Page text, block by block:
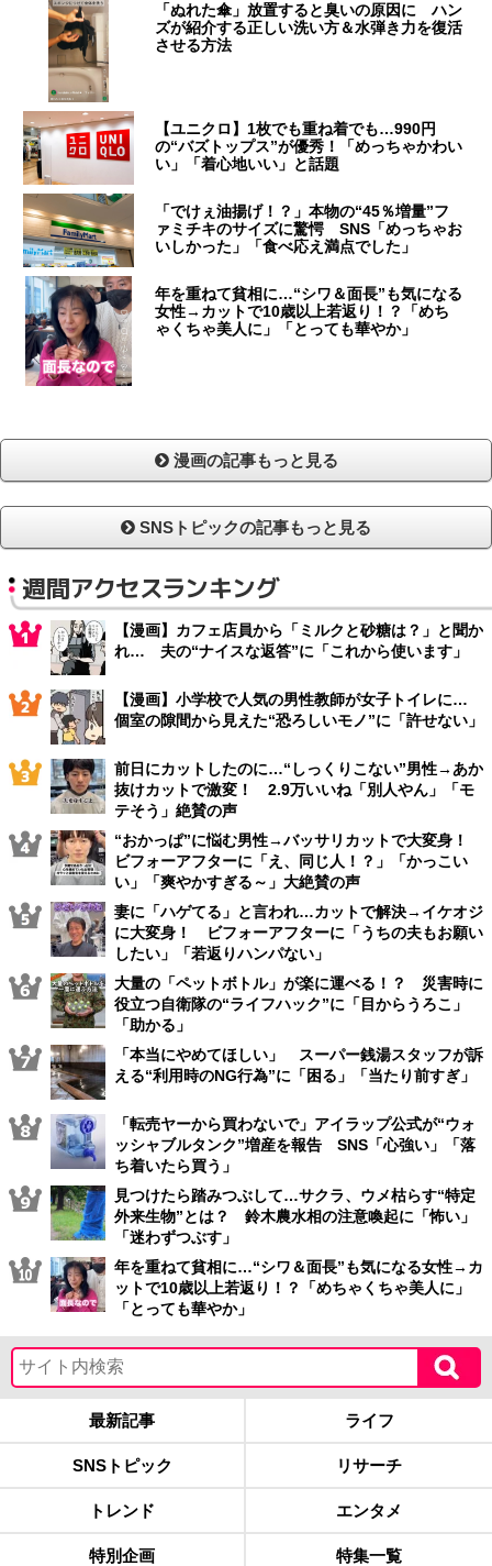
「ぬれた傘」放置すると臭いの原因に ハン
ズが紹介する正しい洗い方＆水弾き力を復活
させる方法
【ユニクロ】1枚でも重ね着でも…990円
の“バズトップス”が優秀！「めっちゃかわい
い」「着心地いい」と話題
「でけぇ油揚げ！？」本物の“45％増量”フ
ァミチキのサイズに驚愕 SNS「めっちゃお
いしかった」「食べ応え満点でした」
年を重ねて貧相に…“シワ＆面長”も気になる
女性→カットで10歳以上若返り！？「めち
ゃくちゃ美人に」「とっても華やか」
漫画の記事もっと見る
SNSトピックの記事もっと見る
週間アクセスランキング
【漫画】カフェ店員から「ミルクと砂糖は？」と聞か
れ… 夫の“ナイスな返答”に「これから使います」
【漫画】小学校で人気の男性教師が女子トイレに…
個室の隙間から見えた“恐ろしいモノ”に「許せない」
前日にカットしたのに…“しっくりこない”男性→あか
抜けカットで激変！ 2.9万いいね「別人やん」「モ
テそう」絶賛の声
“おかっぱ”に悩む男性→バッサリカットで大変身！
ビフォーアフターに「え、同じ人！？」「かっこい
い」「爽やかすぎる～」大絶賛の声
妻に「ハゲてる」と言われ…カットで解決→イケオジ
に大変身！ ビフォーアフターに「うちの夫もお願い
したい」「若返りハンパない」
大量の「ペットボトル」が楽に運べる！？ 災害時に
役立つ自衛隊の“ライフハック”に「目からうろこ」
「助かる」
「本当にやめてほしい」 スーパー銭湯スタッフが訴
える“利用時のNG行為”に「困る」「当たり前すぎ」
「転売ヤーから買わないで」アイラップ公式が“ウォ
ッシャブルタンク”増産を報告 SNS「心強い」「落
ち着いたら買う」
見つけたら踏みつぶして…サクラ、ウメ枯らす“特定
外来生物”とは？ 鈴木農水相の注意喚起に「怖い」
「迷わずつぶす」
年を重ねて貧相に…“シワ＆面長”も気になる女性→カ
ットで10歳以上若返り！？「めちゃくちゃ美人に」
「とっても華やか」
最新記事 ライフ
SNSトピック リサーチ
トレンド エンタメ
特別企画 特集一覧